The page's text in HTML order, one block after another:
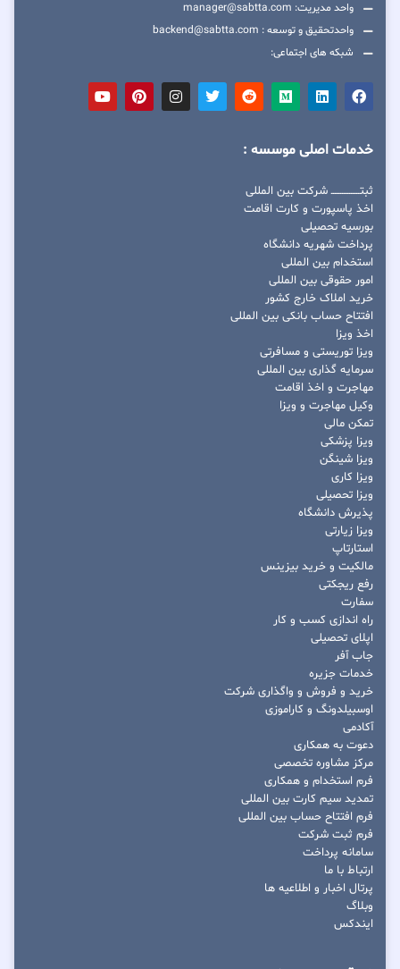
واحد مدیریت: manager@sabtta.com
واحدتحقیق و توسعه : backend@sabtta.com
شبکه های اجتماعی:
خدمات اصلی موسسه :
ثبتــــــــــــــــ شرکت بین المللی
اخذ پاسپورت و کارت اقامت
بورسیه تحصیلی
پرداخت شهریه دانشگاه
استخدام بین المللی
امور حقوقی بین المللی
خرید املاک خارج کشور
افتتاح حساب بانکی بین المللی
اخذ ویزا
ویزا توریستی و مسافرتی
سرمایه گذاری بین المللی
مهاجرت و اخذ اقامت
وکیل مهاجرت و ویزا
تمکن مالی
ویزا پزشکی
ویزا شینگن
ویزا کاری
ویزا تحصیلی
پذیرش دانشگاه
ویزا زیارتی
استارتاپ
مالکیت و خرید بیزینس
رفع ریجکتی
سفارت
راه اندازی کسب و کار
اپلای تحصیلی
جاب آفر
خدمات جزیره
خرید و فروش و واگذاری شرکت
اوسبیلدونگ و کاراموزی
آکادمی
دعوت به همکاری
مرکز مشاوره تخصصی
فرم استخدام و همکاری
تمدید سیم کارت بین المللی
فرم افتتاح حساب بین المللی
فرم ثبت شرکت
سامانه پرداخت
ارتباط با ما
پرتال اخبار و اطلاعیه ها
وبلاگ
ایندکس